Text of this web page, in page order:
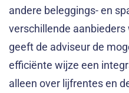
andere beleggings- en
verschillende
geeft de adviseur de
efficiënte wijze een
alleen over lijfrentes en